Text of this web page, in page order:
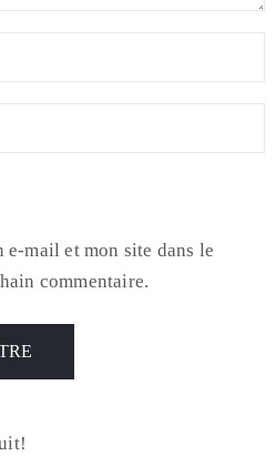
mail et mon site dans le
commentaire.